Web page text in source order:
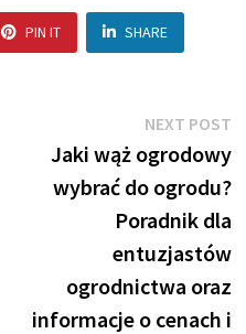
PIN IT SHARE
NEXT POST
Jaki wąż ogrodowy
wybrać do ogrodu?
Poradnik dla
entuzjastów
ogrodnictwa oraz
informacje o cenach i